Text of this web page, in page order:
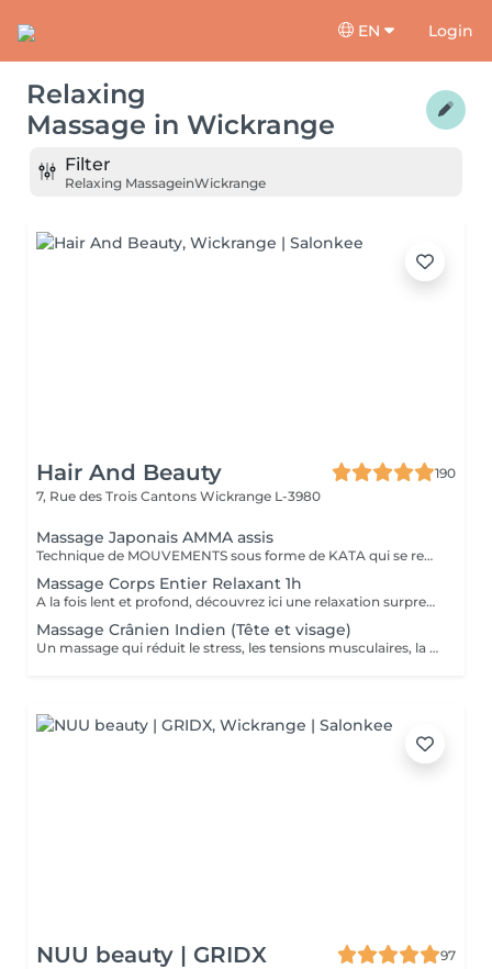
EN Login
Relaxing
Massage in Wickrange
Filter
Relaxing MassageinWickrange
Hair And Beauty
190
7, Rue des Trois Cantons Wickrange L-3980
Massage Japonais AMMA assis
Technique de MOUVEMENTS sous forme de KATA qui se reçoit en position assise sur une personne habillée. Enchainement précis, technique, composé de pressions, d'étirements. de percussions et de balayages. Contribue à soulager les tensions et procure à la fois une profonde détente corporelle ainsi qu'une véritable dynamisation.
Massage Corps Entier Relaxant 1h
A la fois lent et profond, découvrez ici une relaxation surprenante.
Massage Crânien Indien (Tête et visage)
Un massage qui réduit le stress, les tensions musculaires, la fatique. les maux de tète. stimule la circulation sanguine du crâne, nourrit les racine capillaires. améliore le sommeil, la tension sanguine et nerveuse, augmente la concentration et la productivité, soulage le stress émotionnel. éclaircit les idées et calme l'esprit.
NUU beauty | GRIDX
97